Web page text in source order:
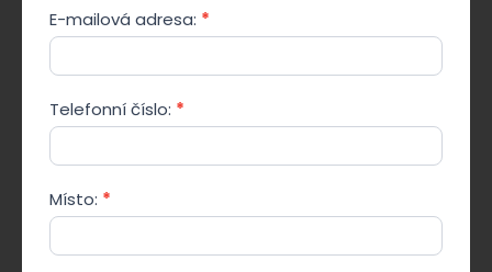
E-mailová adresa: *
Telefonní číslo: *
Místo: *